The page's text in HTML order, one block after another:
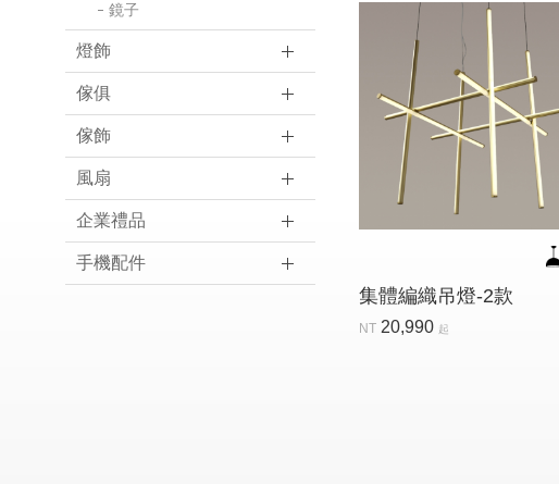
鏡子
燈飾
傢俱
傢飾
風扇
企業禮品
手機配件
集體編織吊燈-2款
NT 20,990 起